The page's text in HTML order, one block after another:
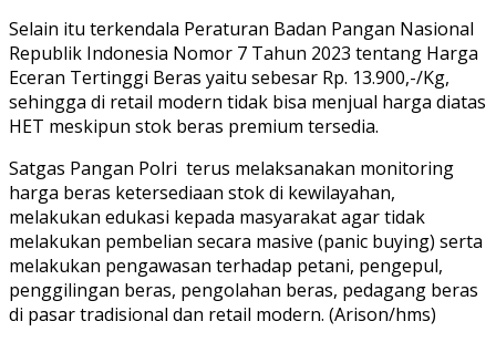
Selain itu terkendala Peraturan Badan Pangan Nasional
Republik Indonesia Nomor 7 Tahun 2023 tentang Harga
Eceran Tertinggi Beras yaitu sebesar Rp. 13.900,-/Kg,
sehingga di retail modern tidak bisa menjual harga diatas
HET meskipun stok beras premium tersedia.
Satgas Pangan Polri terus melaksanakan monitoring
harga beras ketersediaan stok di kewilayahan,
melakukan edukasi kepada masyarakat agar tidak
melakukan pembelian secara masive (panic buying) serta
melakukan pengawasan terhadap petani, pengepul,
penggilingan beras, pengolahan beras, pedagang beras
di pasar tradisional dan retail modern. (Arison/hms)